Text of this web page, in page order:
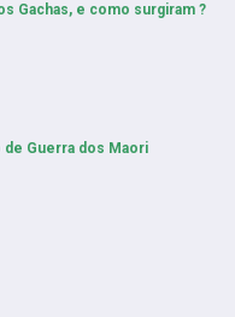
Gachas, e como surgiram ?
de Guerra dos Maori